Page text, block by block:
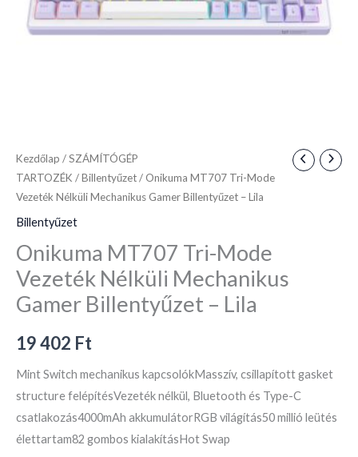
Kezdőlap /SZÁMÍTÓGÉP
TARTOZÉK /Billentyűzet/ Onikuma MT707 Tri-Mode
Vezeték Nélküli Mechanikus Gamer Billentyűzet – Lila
Billentyűzet
Onikuma MT707 Tri-Mode
Vezeték Nélküli Mechanikus
Gamer Billentyűzet – Lila
19 402 Ft
Mint Switch mechanikus kapcsolókMasszív, csillapított gasket
structure felépítésVezeték nélkül, Bluetooth és Type-C
csatlakozás4000mAh akkumulátorRGB világítás50 millió leütés
élettartam82 gombos kialakításHot Swap
-
Lila